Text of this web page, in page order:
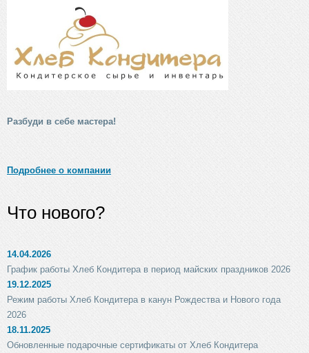
Разбуди в себе мастера!
Подробнее о компании
Что нового?
14.04.2026
График работы Хлеб Кондитера в период майских праздников 2026
19.12.2025
Режим работы Хлеб Кондитера в канун Рождества и Нового года
2026
18.11.2025
Обновленные подарочные сертификаты от Хлеб Кондитера